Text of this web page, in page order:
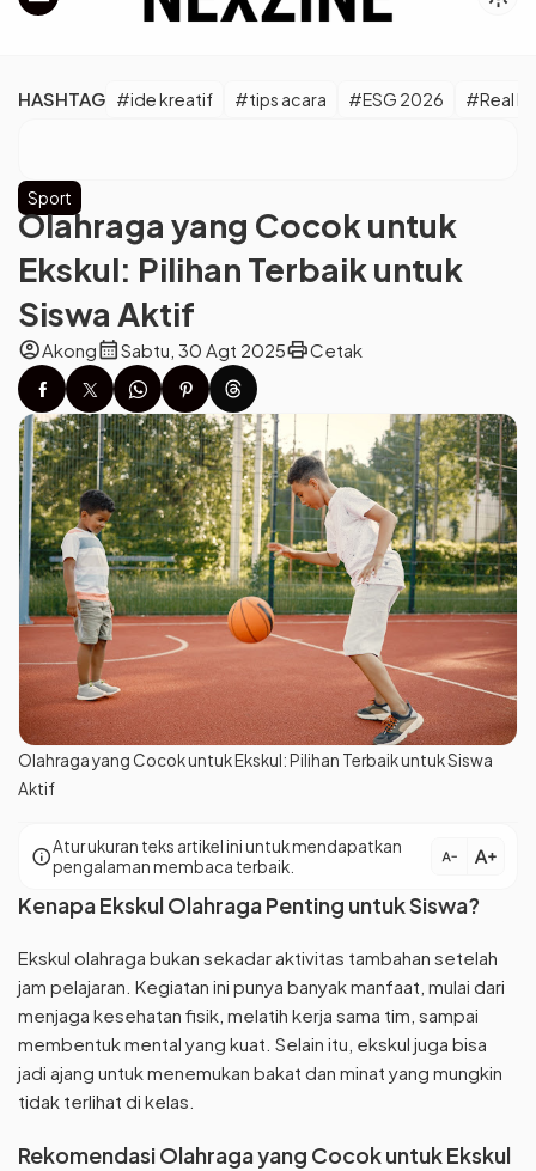
HASHTAG #ide kreatif #tips acara #ESG 2026 #Real
Sport
Olahraga yang Cocok untuk
Ekskul: Pilihan Terbaik untuk
Siswa Aktif
account_circleAkongcalendar_monthSabtu, 30 Agt 2025printCetak
Olahraga yang Cocok untuk Ekskul: Pilihan Terbaik untuk Siswa
Aktif
infoAtur ukuran teks artikel ini untuk mendapatkan
pengalaman membaca terbaik.
text_decrease
text_increase
Kenapa Ekskul Olahraga Penting untuk Siswa?
Ekskul olahraga bukan sekadar aktivitas tambahan setelah
jam pelajaran. Kegiatan ini punya banyak manfaat, mulai dari
menjaga kesehatan fisik, melatih kerja sama tim, sampai
membentuk mental yang kuat. Selain itu, ekskul juga bisa
jadi ajang untuk menemukan bakat dan minat yang mungkin
tidak terlihat di kelas.
Rekomendasi Olahraga yang Cocok untuk Ekskul